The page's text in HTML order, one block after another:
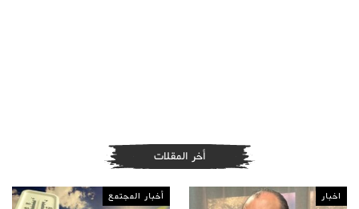
أخر المقلات
اخبار أخبار المجتمع